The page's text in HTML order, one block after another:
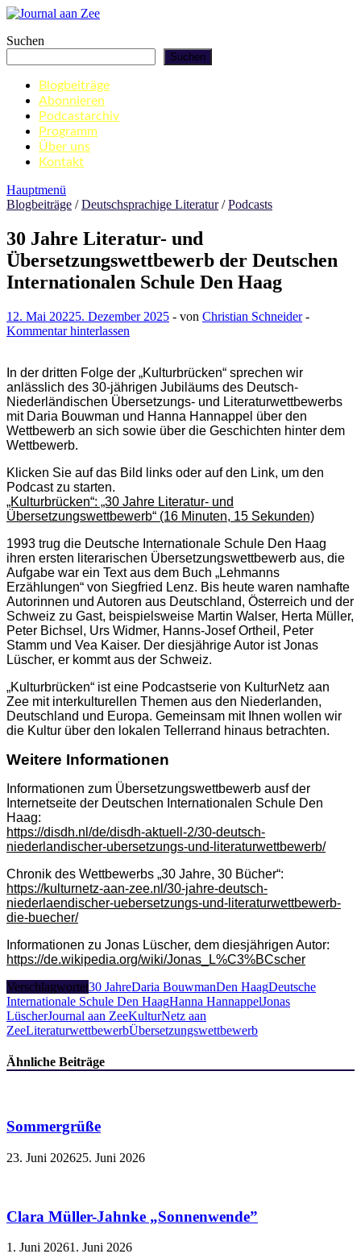
Zum
springen
Journal aan Zee
Suchen
Suchen
Blogbeiträge
Abonnieren
Podcastarchiv
Programm
Über uns
Kontakt
Hauptmenü
Blogbeiträge /Deutschsprachige Literatur/Podcasts
30 Jahre Literatur- und
Übersetzungswettbewerb der Deutschen
Internationalen Schule Den Haag
12. Mai 20225. Dezember 2025 - von Christian Schneider-
Kommentar hinterlassen
In der dritten Folge der „Kulturbrücken“ sprechen wir
anlässlich des 30-jährigen Jubiläums des Deutsch-
Niederländischen Übersetzungs- und Literaturwettbewerbs
mit Daria Bouwman und Hanna Hannappel über den
Wettbewerb an sich sowie über die Geschichten hinter dem
Wettbewerb.
Klicken Sie auf das Bild links oder auf den Link, um den
Podcast zu starten.
„Kulturbrücken“: „30 Jahre Literatur- und
Übersetzungswettbewerb“ (16 Minuten, 15 Sekunden)
1993 trug die Deutsche Internationale Schule Den Haag
ihren ersten literarischen Übersetzungswettbewerb aus, die
Aufgabe war ein Text aus dem Buch „Lehmanns
Erzählungen“ von Siegfried Lenz. Bis heute waren namhafte
Autorinnen und Autoren aus Deutschland, Österreich und der
Schweiz zu Gast, beispielsweise Martin Walser, Herta Müller,
Peter Bichsel, Urs Widmer, Hanns-Josef Ortheil, Peter
Stamm und Vea Kaiser. Der diesjährige Autor ist Jonas
Lüscher, er kommt aus der Schweiz.
„Kulturbrücken“ ist eine Podcastserie von KulturNetz aan
Zee mit interkulturellen Themen aus den Niederlanden,
Deutschland und Europa. Gemeinsam mit Ihnen wollen wir
die Kultur über den lokalen Tellerrand hinaus betrachten.
Weitere Informationen
Informationen zum Übersetzungswettbewerb ausf der
Internetseite der Deutschen Internationalen Schule Den
Haag:
https://disdh.nl/de/disdh-aktuell-2/30-deutsch-
niederlandischer-ubersetzungs-und-literaturwettbewerb/
Chronik des Wettbewerbs „30 Jahre, 30 Bücher“:
https://kulturnetz-aan-zee.nl/30-jahre-deutsch-
niederlaendischer-uebersetzungs-und-literaturwettbewerb-
die-buecher/
Informationen zu Jonas Lüscher, dem diesjährigen Autor:
https://de.wikipedia.org/wiki/Jonas_L%C3%BCscher
Verschlagwortet30 JahreDaria BouwmanDen HaagDeutsche
Internationale Schule Den HaagHanna HannappelJonas
LüscherJournal aan ZeeKulturNetz aan
ZeeLiteraturwettbewerbÜbersetzungswettbewerb
Ähnliche Beiträge
Sommergrüße
23. Juni 202625. Juni 2026
Clara Müller-Jahnke „Sonnenwende”
1. Juni 20261. Juni 2026